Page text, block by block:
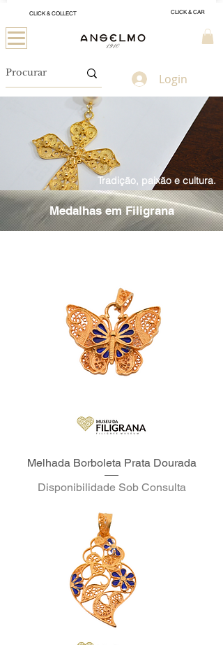
Login
CLICK & COLLECT CLICK & CAR
Tradição, paixão e cultura.
Medalhas em Filigrana
Melhada Borboleta Prata Dourada
Disponibilidade Sob Consulta